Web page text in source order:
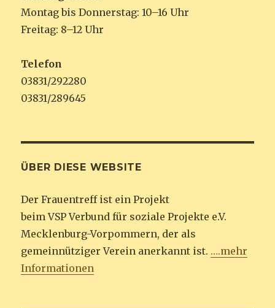
Montag bis Donnerstag: 10–16 Uhr
Freitag: 8–12 Uhr
Telefon
03831/292280
03831/289645
ÜBER DIESE WEBSITE
Der Frauentreff ist ein Projekt
beim VSP Verbund für soziale Projekte e.V.
Mecklenburg-Vorpommern, der als
gemeinnütziger Verein anerkannt ist. ….mehr
Informationen